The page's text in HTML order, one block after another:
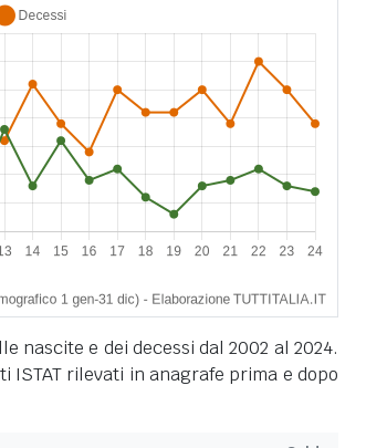
nascite e dei decessi dal 2002 al 2024.
rilevati in anagrafe prima e dopo